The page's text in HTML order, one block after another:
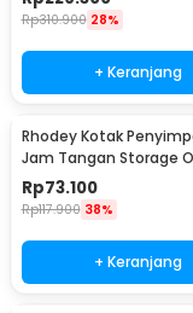
Rp310.900 28%
+ Keranjang
Rhodey Kotak
Jam Tangan Storage
Watch Box 6 Grid - NIE6
Rp73.100
Rp117.900 38%
+ Keranjang